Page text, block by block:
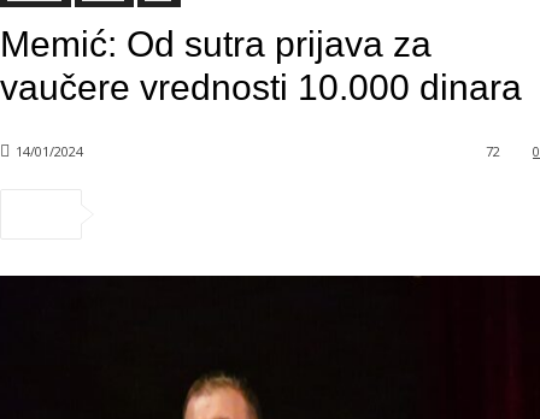
Memić: Od sutra prijava za
vaučere vrednosti 10.000 dinara
14/01/2024 0
72